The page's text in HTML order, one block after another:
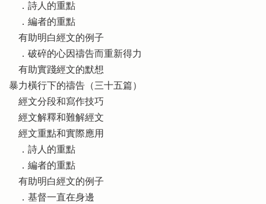
．詩人的重點
．編者的重點
有助明白經文的例子
．破碎的心因禱告而重新得力
有助實踐經文的默想
暴力橫行下的禱告（三十五篇）
經文分段和寫作技巧
經文解釋和難解經文
經文重點和實際應用
．詩人的重點
．編者的重點
有助明白經文的例子
．基督一直在身邊